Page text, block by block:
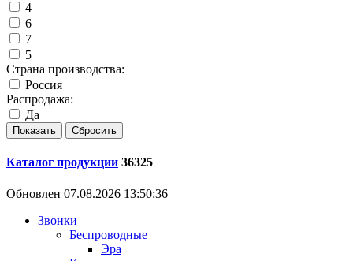
4
6
7
5
Страна производства:
Россия
Распродажа:
Да
Каталог продукции 36325
Обновлен 07.08.2026 13:50:36
Звонки
Беспроводные
Эра